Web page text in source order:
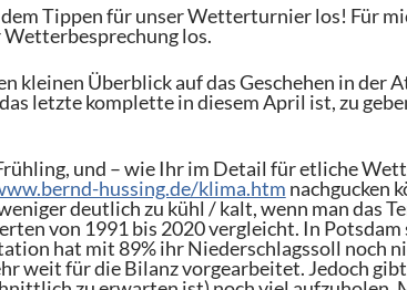
Tippen für unser Wetterturnier los! Für
los.
kleinen Überblick auf das Geschehen in der
letzte komplette in diesem April ist, zu
und – wie Ihr im Detail für etliche
hussing.de/klima.htm nachgucken
deutlich zu kühl / kalt, wenn man das
von 1991 bis 2020 vergleicht. In Potsdam
hat mit 89% ihr Niederschlagssoll noch
weit für die Bilanz vorgearbeitet. Jedoch gibt